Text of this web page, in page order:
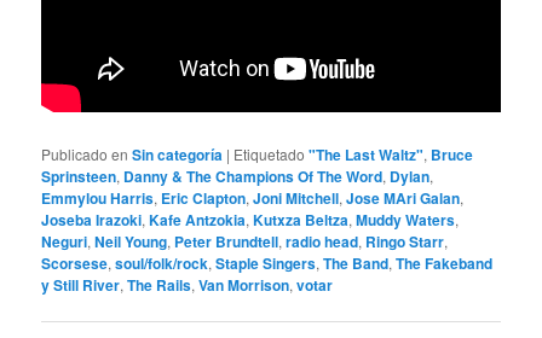
Publicado en Sin categoría | Etiquetado "The Last Waltz", Bruce
Sprinsteen, Danny & The Champions Of The Word, Dylan,
Emmylou Harris, Eric Clapton,Joni Mitchell,Jose MAri Galan,
Joseba Irazoki,Kafe Antzokia,Kutxza Beltza,Muddy Waters,
Neguri,Neil Young, Peter Brundtell,radio head, Ringo Starr,
Scorsese,soul/folk/rock,Staple Singers,The Band,The Fakeband
y Still River,The Rails,Van Morrison,votar